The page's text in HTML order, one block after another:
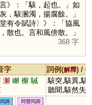
》：「駭，起也。」如
，駭溷濁，揚腐餘。」
有令賦詩〉》：「協風
散也。言和風傍散。」
368 字
字 詞例(解釋) /
澥 嶰 檞 駴
駭突,駭異,駭
聽聞,駭然失
驚駭,驚淘駭
調 同聲同調